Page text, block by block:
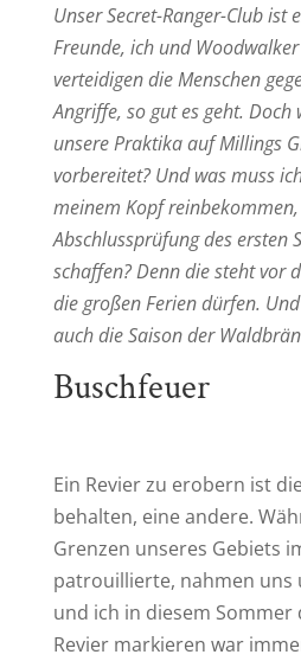
Unser Secret-Ranger-Club ist
Freunde, ich und
verteidigen die Menschen
Angriffe, so gut es geht. Doch
unsere Praktika auf Millings
vorbereitet? Und was muss
meinem Kopf
Abschlussprüfung des ersten
schaffen? Denn die steht vor
die großen Ferien dürfen.
auch die Saison der
Buschfeuer
Ein Revier zu erobern ist
behalten, eine andere.
Grenzen unseres Gebiets
patrouillierte, nahmen uns
und ich in diesem Sommer
Revier markieren war